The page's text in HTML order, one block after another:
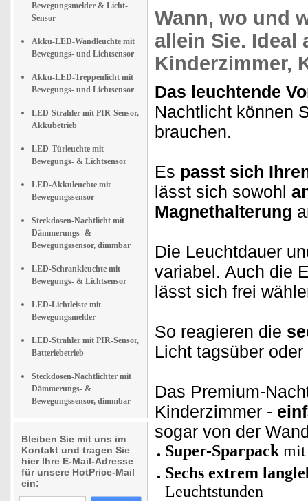
Bewegungsmelder & Licht-
Sensor
Akku-LED-Wandleuchte mit
Bewegungs- und Lichtsensor
Akku-LED-Treppenlicht mit
Bewegungs- und Lichtsensor
LED-Strahler mit PIR-Sensor,
Akkubetrieb
LED-Türleuchte mit
Bewegungs- & Lichtsensor
LED-Akkuleuchte mit
Bewegungssensor
Steckdosen-Nachtlicht mit
Dämmerungs- &
Bewegungssensor, dimmbar
LED-Schrankleuchte mit
Bewegungs- & Lichtsensor
LED-Lichtleiste mit
Bewegungsmelder
LED-Strahler mit PIR-Sensor,
Batteriebetrieb
Steckdosen-Nachtlichter mit
Dämmerungs- &
Bewegungssensor, dimmbar
Bleiben Sie mit uns im
Kontakt und tragen Sie
hier Ihre E-Mail-Adresse
für unsere HotPrice-Mail
ein:
Wann, wo und
allein Sie. Ideal
Kinderzimmer,
Das leuchtende
Nachtlicht können
brauchen.
Es passt sich
lässt sich sowohl
Magnethalterung
Die Leuchtdauer
variabel. Auch die
lässt sich frei
So reagieren die
Licht tagsüber
Das Premium-
Kinderzimmer -
sogar von der
Super-Sparpack mit
Sechs extrem
Leuchtstunden